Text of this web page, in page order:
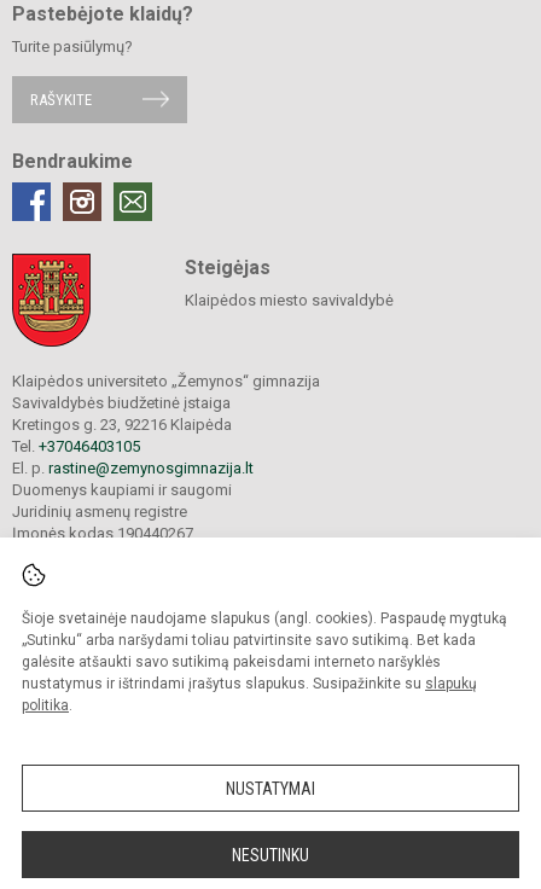
Šioje svetainėje naudojame slapukus (angl. cookies). Paspaudę mygtuką
„Sutinku“ arba naršydami toliau patvirtinsite savo sutikimą. Bet kada
galėsite atšaukti savo sutikimą pakeisdami interneto naršyklės
nustatymus ir ištrindami įrašytus slapukus. Susipažinkite su slapukų
politika.
NUSTATYMAI
NESUTINKU
Pastebėjote klaidų?
Turite pasiūlymų?
RAŠYKITE
Bendraukime
Steigėjas
Klaipėdos miesto savivaldybė
Klaipėdos universiteto „Žemynos“ gimnazija
Savivaldybės biudžetinė įstaiga
Kretingos g. 23, 92216 Klaipėda
Tel. +37046403105
El. p. rastine@zemynosgimnazija.lt
Duomenys kaupiami ir saugomi
Juridinių asmenų registre
Įmonės kodas 190440267
© 2022. Klaipėdos universiteto „Žemynos“ gimnazija. Visos teisės saugomos.
Kopijuoti turinį be raštiško gimnazijos sutikimo griežtai draudžiama.
Prieinamumo paraiška Slapukų valdymas
Sumanus būdas atnaujinti